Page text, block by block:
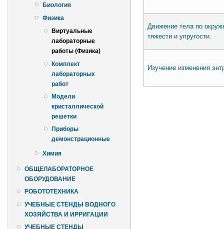
Биология
Физика
Виртуальные
лабораторные
работы (Физика)
Комплект
лабораторных
работ
Модели
кристаллической
решетки
Приборы
демонстрационные
Химия
ОБЩЕЛАБОРАТОРНОЕ
ОБОРУДОВАНИЕ
РОБОТОТЕХНИКА
УЧЕБНЫЕ СТЕНДЫ ВОДНОГО
ХОЗЯЙСТВА И ИРРИГАЦИИ
УЧЕБНЫЕ СТЕНДЫ
Движение тела по
тяжести и упругости.
Изучение изменения